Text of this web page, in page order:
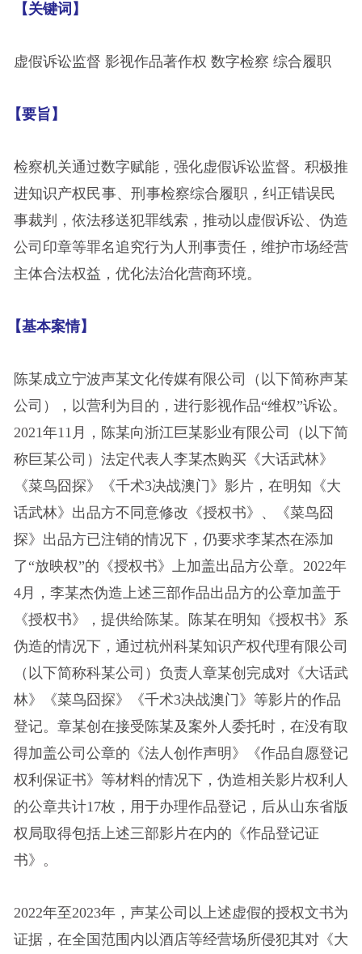
【关键词】
虚假诉讼监督 影视作品著作权 数字检察 综合履职
【要旨】
检察机关通过数字赋能，强化虚假诉讼监督。积极推
进知识产权 民事、刑事检察综合履职，纠正错误民
事裁判，依法移送犯罪线索，推动以虚假诉讼、伪造
公司印章等罪名追究行为人刑事责任，维护市场经营
主体合法权益，优化法治化营商环境。
【基本案情】
陈某成立宁波声某文化传媒有限公司（以下简称声某
公司），以营利为目的，进行影视作品“维权”诉讼。
2021年11月，陈某向浙江巨某影业有限公司（以下简
称巨某公司）法定代表人李某杰购买《大话武林》
《菜鸟囧探》《千术3决战澳门》影片，在明知《大
话武林》出品方不同意修改《授权书》、《菜鸟囧
探》出品方已注销的情况下，仍要求李某杰在添加
了“放映权”的《授权书》上加盖出品方公章。2022年
4月，李某杰伪造上述三部作品出品方的公章加盖于
《授权书》，提供给陈某。陈某在明知《授权书》系
伪造的情况下，通过杭州科某知识产权代理有限公司
（以下简称科某公司）负责人章某创完成对《大话武
林》《菜鸟囧探》《千术3决战澳门》等影片的作品
登记。章某创在接受陈某及案外人委托时，在没有取
得加盖公司公章的《法人创作声明》《作品自愿登记
权利保证书》等材料的情况下，伪造相关影片权利人
的公章共计17枚，用于办理作品登记，后从山东省版
权局取得包括上述三部影片在内的《作品登记证
书》。
2022年至2023年，声某公司以上述虚假的授权文书为
证据，在全国范围内以酒店等经营场所侵犯其对《大